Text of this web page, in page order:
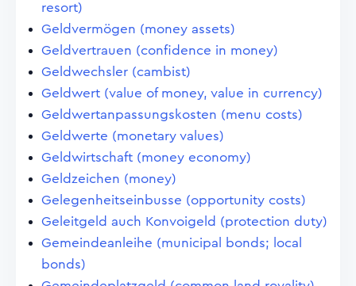
resort)
Geldvermögen (money assets)
Geldvertrauen (confidence in money)
Geldwechsler (cambist)
Geldwert (value of money, value in currency)
Geldwertanpassungskosten (menu costs)
Geldwerte (monetary values)
Geldwirtschaft (money economy)
Geldzeichen (money)
Gelegenheitseinbusse (opportunity costs)
Geleitgeld auch Konvoigeld (protection duty)
Gemeindeanleihe (municipal bonds; local
bonds)